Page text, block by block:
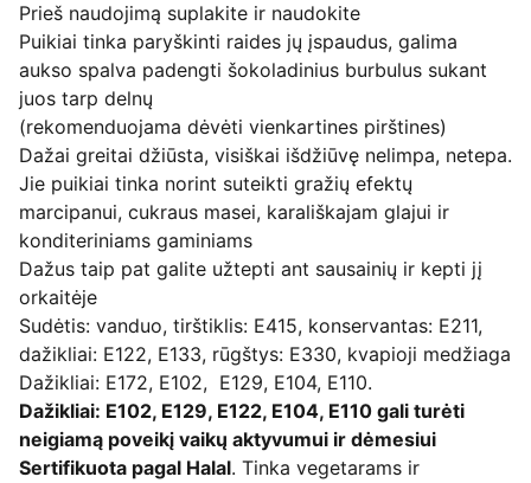
Prieš naudojimą suplakite ir naudokite
Puikiai tinka paryškinti raides jų įspaudus, galima
aukso spalva padengti šokoladinius burbulus sukant
juos tarp delnų
(rekomenduojama dėvėti vienkartines pirštines)
Dažai greitai džiūsta, visiškai išdžiūvę nelimpa, netepa.
Jie puikiai tinka norint suteikti gražių efektų
marcipanui, cukraus masei, karališkajam glajui ir
konditeriniams gaminiams
Dažus taip pat galite užtepti ant sausainių ir kepti jį
orkaitėje
Sudėtis: vanduo, tirštiklis: E415, konservantas: E211,
dažikliai: E122, E133, rūgštys: E330, kvapioji medžiaga
Dažikliai: E172, E102, E129, E104, E110.
Dažikliai: E102, E129, E122, E104, E110 gali turėti
neigiamą poveikį vaikų aktyvumui ir dėmesiui
Sertifikuota pagal Halal. Tinka vegetarams ir